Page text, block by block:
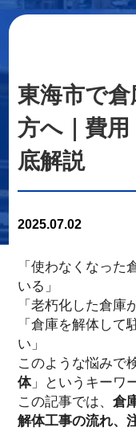
東海市で
方へ｜費
底解説
2025.07.02
「使わなくなっ
いる」
「老朽化した倉庫
「倉庫を解体し
い」
このような悩みで
体」というキーワ
この記事では、 倉
解体工事の流れ、